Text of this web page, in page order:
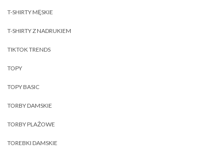
T-SHIRTY MĘSKIE
T-SHIRTY Z NADRUKIEM
TIKTOK TRENDS
TOPY
TOPY BASIC
TORBY DAMSKIE
TORBY PLAŻOWE
TOREBKI DAMSKIE